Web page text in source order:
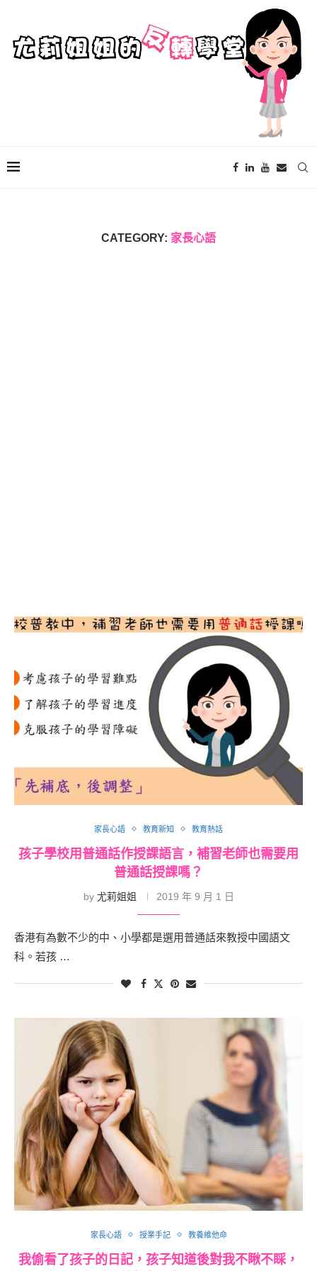
CATEGORY: 家長心語
家長心語 教育新知 教育熱話
孩子學校用普通話作授課語言，補習老師也需要用
普通話授課嗎？
by 尤莉姐姐 2019 年 9 月 1 日
香港有為數不少的中、小學都是選用普通話來教授中國語文
科。若孩 …
家長心語 授業手記 教養維他命
我偷看了孩子的日記，孩子知道後對我不瞅不睬，